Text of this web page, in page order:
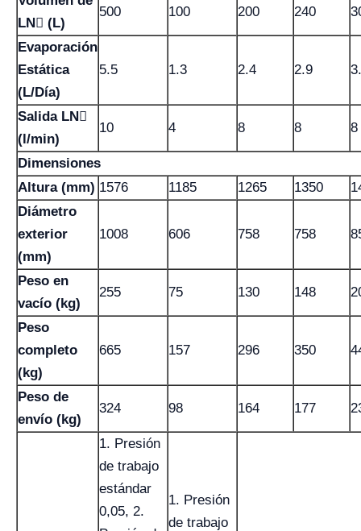
LN (L)
500 100 200 240
Evaporación
Estática
(L/Día)
5.5 1.3 2.4 2.9
Salida LN
(l/min)
10 4 8 8 8
Dimensiones
Altura (mm) 1576 1185 1265 1350
Diámetro
exterior
(mm)
1008 606 758 758
Peso en
vacío (kg)
255 75 130 148
Peso
completo
(kg)
665 157 296 350
Peso de
envío (kg)
324 98 164 177
1. Presión
de trabajo
estándar
0,05, 2.
1. Presión
de trabajo